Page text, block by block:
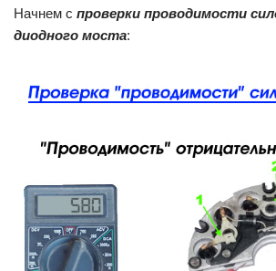
Начнем с проверки проводимости
диодного моста: